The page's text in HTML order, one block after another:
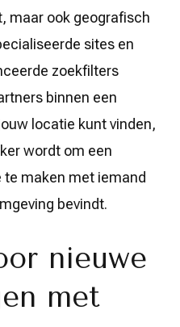
maar ook geografisch
sites en
zoekfilters
binnen een
locatie kunt vinden,
wordt om een
maken met iemand
bevindt.
nieuwe
met